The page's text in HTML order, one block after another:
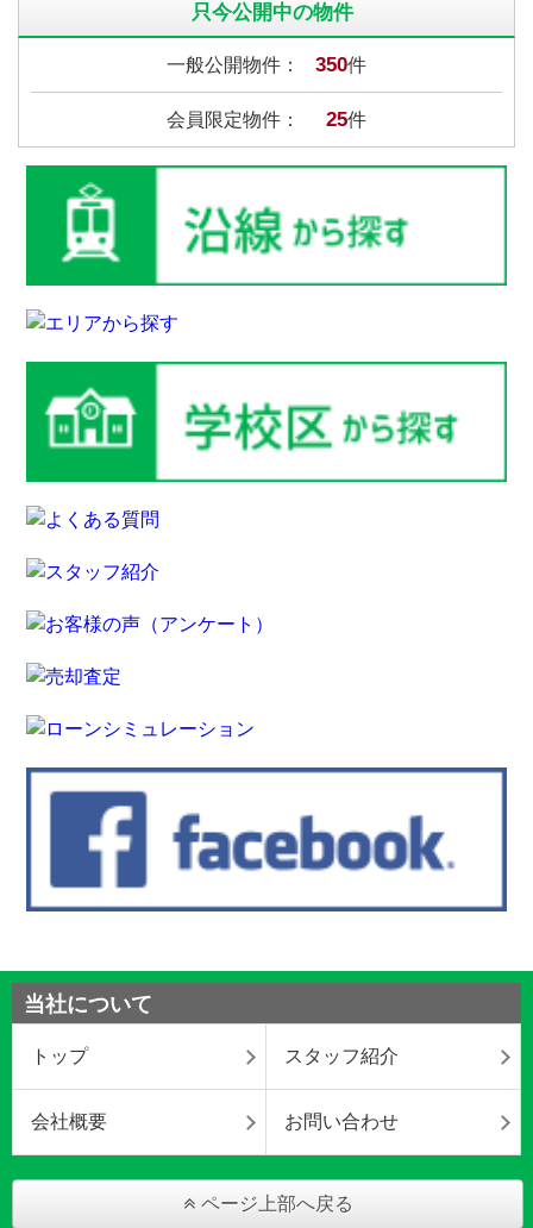
只今公開中の物件
一般公開物件： 350件
会員限定物件： 25件
当社について
トップ スタッフ紹介
会社概要 お問い合わせ
ページ上部へ戻る